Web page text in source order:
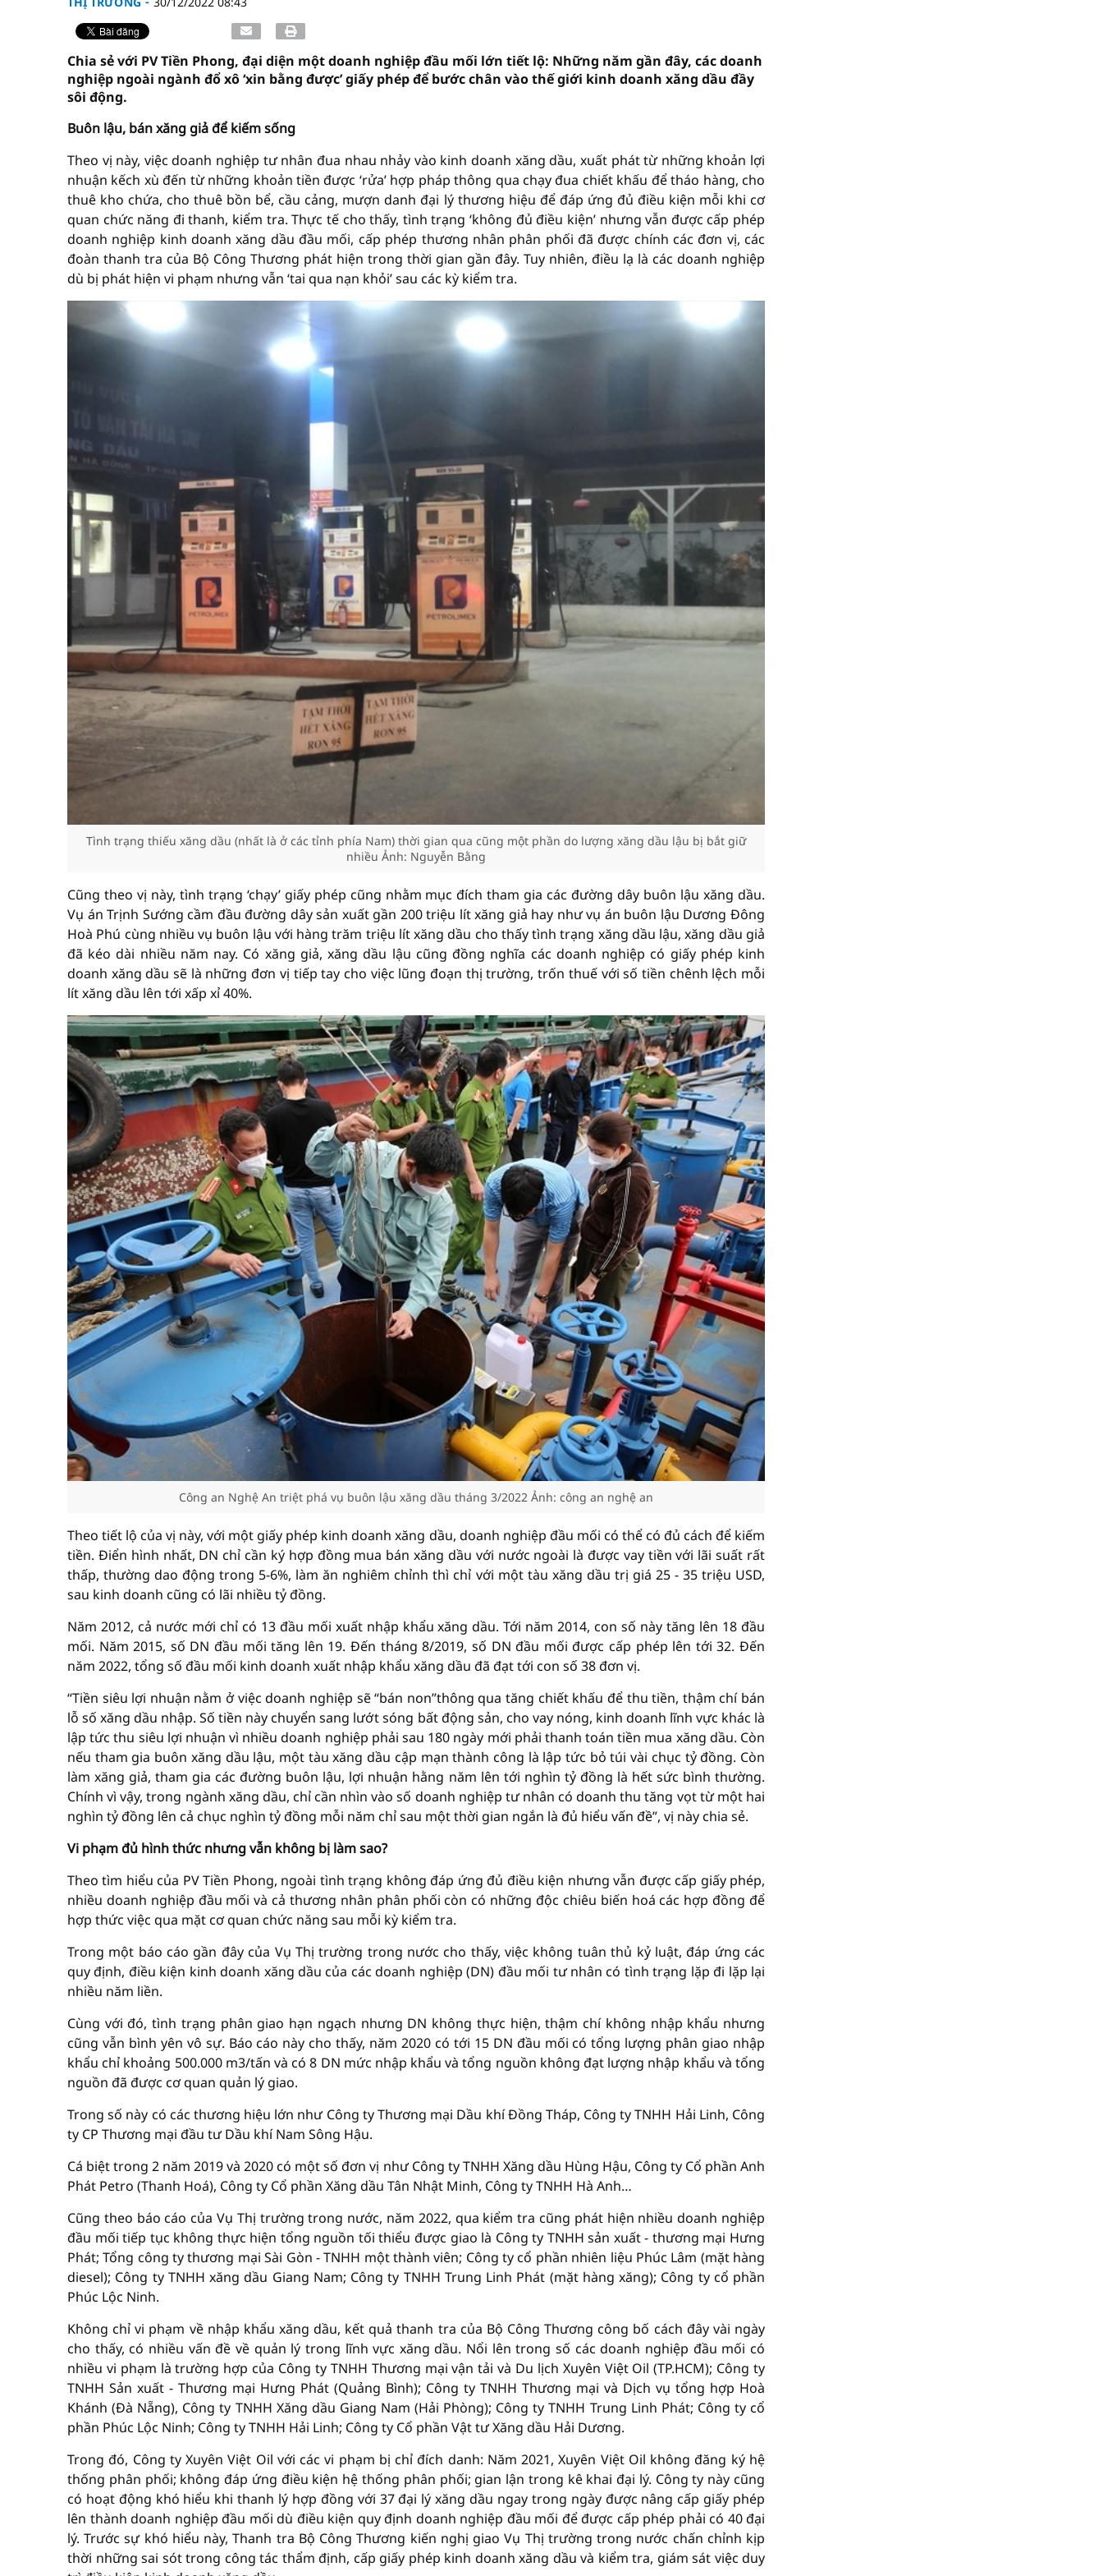
Chia sẻ với PV Tiền Phong, đại diện một doanh nghiệp đầu mối lớn tiết lộ: Những năm gần đây, các doanh
nghiệp ngoài ngành đổ xô ‘xin bằng được’ giấy phép để bước chân vào thế giới kinh doanh xăng dầu đầy
sôi động.
Buôn lậu, bán xăng giả để kiếm sống
Theo vị này, việc doanh nghiệp tư nhân đua nhau nhảy vào kinh doanh xăng dầu, xuất phát từ những khoản lợi
nhuận kếch xù đến từ những khoản tiền được ‘rửa’ hợp pháp thông qua chạy đua chiết khấu để tháo hàng, cho
thuê kho chứa, cho thuê bồn bể, cầu cảng, mượn danh đại lý thương hiệu để đáp ứng đủ điều kiện mỗi khi cơ
quan chức năng đi thanh, kiểm tra. Thực tế cho thấy, tình trạng ‘không đủ điều kiện’ nhưng vẫn được cấp phép
doanh nghiệp kinh doanh xăng dầu đầu mối, cấp phép thương nhân phân phối đã được chính các đơn vị, các
đoàn thanh tra của Bộ Công Thương phát hiện trong thời gian gần đây. Tuy nhiên, điều lạ là các doanh nghiệp
dù bị phát hiện vi phạm nhưng vẫn ‘tai qua nạn khỏi’ sau các kỳ kiểm tra.
Tình trạng thiếu xăng dầu (nhất là ở các tỉnh phía Nam) thời gian qua cũng một phần do lượng xăng dầu lậu bị bắt giữ
nhiều Ảnh: Nguyễn Bằng
Cũng theo vị này, tình trạng ‘chạy’ giấy phép cũng nhằm mục đích tham gia các đường dây buôn lậu xăng dầu.
Vụ án Trịnh Sướng cầm đầu đường dây sản xuất gần 200 triệu lít xăng giả hay như vụ án buôn lậu Dương Đông
Hoà Phú cùng nhiều vụ buôn lậu với hàng trăm triệu lít xăng dầu cho thấy tình trạng xăng dầu lậu, xăng dầu giả
đã kéo dài nhiều năm nay. Có xăng giả, xăng dầu lậu cũng đồng nghĩa các doanh nghiệp có giấy phép kinh
doanh xăng dầu sẽ là những đơn vị tiếp tay cho việc lũng đoạn thị trường, trốn thuế với số tiền chênh lệch mỗi
lít xăng dầu lên tới xấp xỉ 40%.
Công an Nghệ An triệt phá vụ buôn lậu xăng dầu tháng 3/2022 Ảnh: công an nghệ an
Theo tiết lộ của vị này, với một giấy phép kinh doanh xăng dầu, doanh nghiệp đầu mối có thể có đủ cách để kiếm
tiền. Điển hình nhất, DN chỉ cần ký hợp đồng mua bán xăng dầu với nước ngoài là được vay tiền với lãi suất rất
thấp, thường dao động trong 5-6%, làm ăn nghiêm chỉnh thì chỉ với một tàu xăng dầu trị giá 25 - 35 triệu USD,
sau kinh doanh cũng có lãi nhiều tỷ đồng.
Năm 2012, cả nước mới chỉ có 13 đầu mối xuất nhập khẩu xăng dầu. Tới năm 2014, con số này tăng lên 18 đầu
mối. Năm 2015, số DN đầu mối tăng lên 19. Đến tháng 8/2019, số DN đầu mối được cấp phép lên tới 32. Đến
năm 2022, tổng số đầu mối kinh doanh xuất nhập khẩu xăng dầu đã đạt tới con số 38 đơn vị.
“Tiền siêu lợi nhuận nằm ở việc doanh nghiệp sẽ “bán non’’thông qua tăng chiết khấu để thu tiền, thậm chí bán
lỗ số xăng dầu nhập. Số tiền này chuyển sang lướt sóng bất động sản, cho vay nóng, kinh doanh lĩnh vực khác là
lập tức thu siêu lợi nhuận vì nhiều doanh nghiệp phải sau 180 ngày mới phải thanh toán tiền mua xăng dầu. Còn
nếu tham gia buôn xăng dầu lậu, một tàu xăng dầu cập mạn thành công là lập tức bỏ túi vài chục tỷ đồng. Còn
làm xăng giả, tham gia các đường buôn lậu, lợi nhuận hằng năm lên tới nghìn tỷ đồng là hết sức bình thường.
Chính vì vậy, trong ngành xăng dầu, chỉ cần nhìn vào số doanh nghiệp tư nhân có doanh thu tăng vọt từ một hai
nghìn tỷ đồng lên cả chục nghìn tỷ đồng mỗi năm chỉ sau một thời gian ngắn là đủ hiểu vấn đề”, vị này chia sẻ.
Vi phạm đủ hình thức nhưng vẫn không bị làm sao?
Theo tìm hiểu của PV Tiền Phong, ngoài tình trạng không đáp ứng đủ điều kiện nhưng vẫn được cấp giấy phép,
nhiều doanh nghiệp đầu mối và cả thương nhân phân phối còn có những độc chiêu biến hoá các hợp đồng để
hợp thức việc qua mặt cơ quan chức năng sau mỗi kỳ kiểm tra.
Trong một báo cáo gần đây của Vụ Thị trường trong nước cho thấy, việc không tuân thủ kỷ luật, đáp ứng các
quy định, điều kiện kinh doanh xăng dầu của các doanh nghiệp (DN) đầu mối tư nhân có tình trạng lặp đi lặp lại
nhiều năm liền.
Cùng với đó, tình trạng phân giao hạn ngạch nhưng DN không thực hiện, thậm chí không nhập khẩu nhưng
cũng vẫn bình yên vô sự. Báo cáo này cho thấy, năm 2020 có tới 15 DN đầu mối có tổng lượng phân giao nhập
khẩu chỉ khoảng 500.000 m3/tấn và có 8 DN mức nhập khẩu và tổng nguồn không đạt lượng nhập khẩu và tổng
nguồn đã được cơ quan quản lý giao.
Trong số này có các thương hiệu lớn như Công ty Thương mại Dầu khí Đồng Tháp, Công ty TNHH Hải Linh, Công
ty CP Thương mại đầu tư Dầu khí Nam Sông Hậu.
Cá biệt trong 2 năm 2019 và 2020 có một số đơn vị như Công ty TNHH Xăng dầu Hùng Hậu, Công ty Cổ phần Anh
Phát Petro (Thanh Hoá), Công ty Cổ phần Xăng dầu Tân Nhật Minh, Công ty TNHH Hà Anh…
Cũng theo báo cáo của Vụ Thị trường trong nước, năm 2022, qua kiểm tra cũng phát hiện nhiều doanh nghiệp
đầu mối tiếp tục không thực hiện tổng nguồn tối thiểu được giao là Công ty TNHH sản xuất - thương mại Hưng
Phát; Tổng công ty thương mại Sài Gòn - TNHH một thành viên; Công ty cổ phần nhiên liệu Phúc Lâm (mặt hàng
diesel); Công ty TNHH xăng dầu Giang Nam; Công ty TNHH Trung Linh Phát (mặt hàng xăng); Công ty cổ phần
Phúc Lộc Ninh.
Không chỉ vi phạm về nhập khẩu xăng dầu, kết quả thanh tra của Bộ Công Thương công bố cách đây vài ngày
cho thấy, có nhiều vấn đề về quản lý trong lĩnh vực xăng dầu. Nổi lên trong số các doanh nghiệp đầu mối có
nhiều vi phạm là trường hợp của Công ty TNHH Thương mại vận tải và Du lịch Xuyên Việt Oil (TP.HCM); Công ty
TNHH Sản xuất - Thương mại Hưng Phát (Quảng Bình); Công ty TNHH Thương mại và Dịch vụ tổng hợp Hoà
Khánh (Đà Nẵng), Công ty TNHH Xăng dầu Giang Nam (Hải Phòng); Công ty TNHH Trung Linh Phát; Công ty cổ
phần Phúc Lộc Ninh; Công ty TNHH Hải Linh; Công ty Cổ phần Vật tư Xăng dầu Hải Dương.
Trong đó, Công ty Xuyên Việt Oil với các vi phạm bị chỉ đích danh: Năm 2021, Xuyên Việt Oil không đăng ký hệ
thống phân phối; không đáp ứng điều kiện hệ thống phân phối; gian lận trong kê khai đại lý. Công ty này cũng
có hoạt động khó hiểu khi thanh lý hợp đồng với 37 đại lý xăng dầu ngay trong ngày được nâng cấp giấy phép
lên thành doanh nghiệp đầu mối dù điều kiện quy định doanh nghiệp đầu mối để được cấp phép phải có 40 đại
lý. Trước sự khó hiểu này, Thanh tra Bộ Công Thương kiến nghị giao Vụ Thị trường trong nước chấn chỉnh kịp
thời những sai sót trong công tác thẩm định, cấp giấy phép kinh doanh xăng dầu và kiểm tra, giám sát việc duy